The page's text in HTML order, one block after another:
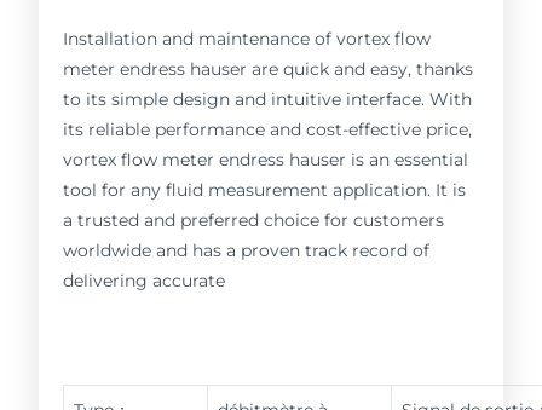
Installation and maintenance of vortex flow
meter endress hauser are quick and easy, thanks
to its simple design and intuitive interface. With
its reliable performance and cost-effective price,
vortex flow meter endress hauser is an essential
tool for any fluid measurement application. It is
a trusted and preferred choice for customers
worldwide and has a proven track record of
delivering accurate